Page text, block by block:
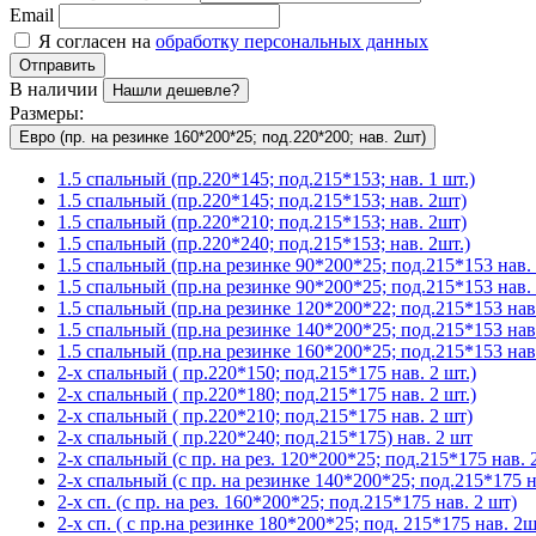
Email
Я согласен на обработку персональных данных
Отправить
В наличии Нашли дешевле?
Размеры:
Евро (пр. на резинке 160*200*25; под.220*200; нав. 2шт)
1.5 спальный (пр.220*145; под.215*153; нав. 1 шт.)
1.5 спальный (пр.220*145; под.215*153; нав. 2шт)
1.5 спальный (пр.220*210; под.215*153; нав. 2шт)
1.5 спальный (пр.220*240; под.215*153; нав. 2шт.)
1.5 спальный (пр.на резинке 90*200*25; под.215*153
1.5 спальный (пр.на резинке 90*200*25; под.215*153
1.5 спальный (пр.на резинке 120*200*22; под.215*153
1.5 спальный (пр.на резинке 140*200*25; под.215*153
1.5 спальный (пр.на резинке 160*200*25; под.215*153
2-х спальный ( пр.220*150; под.215*175 нав. 2 шт.)
2-х спальный ( пр.220*180; под.215*175 нав. 2 шт.)
2-х спальный ( пр.220*210; под.215*175 нав. 2 шт)
2-х спальный ( пр.220*240; под.215*175) нав. 2 шт
2-х спальный (с пр. на рез. 120*200*25; под.215*175 нав.
2-х спальный (с пр. на резинке 140*200*25; под.215*175
2-х сп. (с пр. на рез. 160*200*25; под.215*175 нав. 2 шт)
2-х сп. ( с пр.на резинке 180*200*25; под. 215*175 нав.